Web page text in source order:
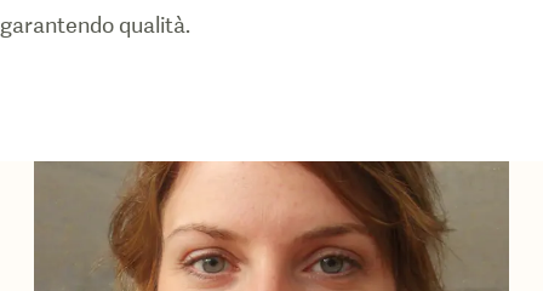
garantendo qualità.